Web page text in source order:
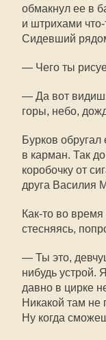
обмакнул ее в
и штрихами что-
Сидевший
— Чего ты
— Да вот
горы, небо,
Бурков
в карман. Так
коробочку от
друга Василия
Как-то во
стесняясь,
— Ты это,
нибудь устрой.
давно в цирке
Никакой там не
Ну когда